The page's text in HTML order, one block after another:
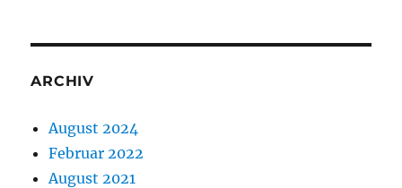
ARCHIV
August 2024
Februar 2022
August 2021